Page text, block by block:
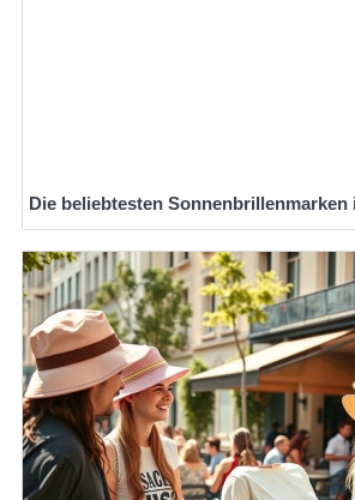
Die beliebtesten Sonnenbrillenmarken